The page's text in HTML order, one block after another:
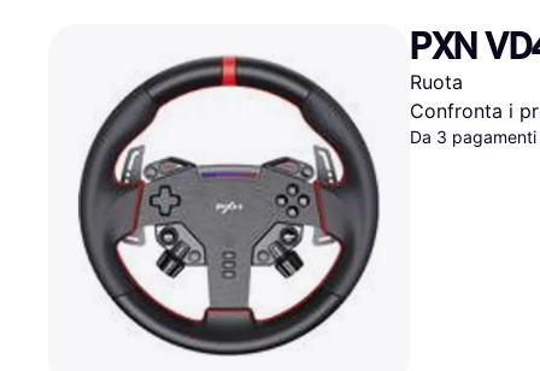
Paga ora
Paga in 3 rate
Paga dopo 30 giorni
Finanziamento
Unieuro
Media
eBay
Zalando
PXN
Ruota
Confronta i
Da 3